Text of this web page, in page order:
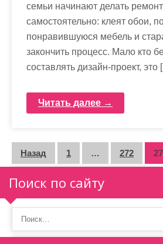
семьи начинают делать ремонт
самостоятельно: клеят обои,
понравившуюся мебель и
закончить процесс. Мало кто
составлять дизайн-проект, это
Читать далее →
П
а
г
и
Назад 1 … 272
Поиск по сайту